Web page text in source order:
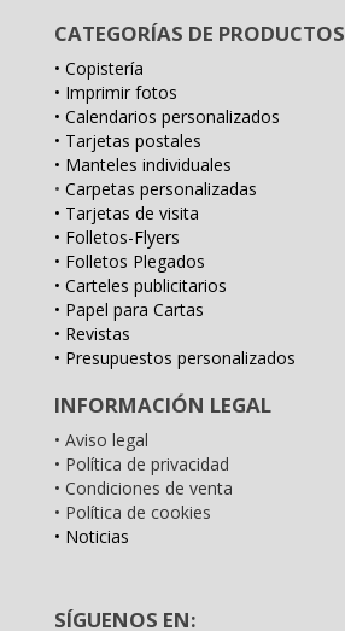
CATEGORÍAS DE PRODUCTOS
• Copistería
• Imprimir fotos
• Calendarios personalizados
• Tarjetas postales
• Manteles individuales
• Carpetas personalizadas
• Tarjetas de visita
• Folletos-Flyers
• Folletos Plegados
• Carteles publicitarios
• Papel para Cartas
• Revistas
• Presupuestos personalizados
INFORMACIÓN LEGAL
• Aviso legal
• Política de privacidad
• Condiciones de venta
• Política de cookies
• Noticias
SÍGUENOS EN: